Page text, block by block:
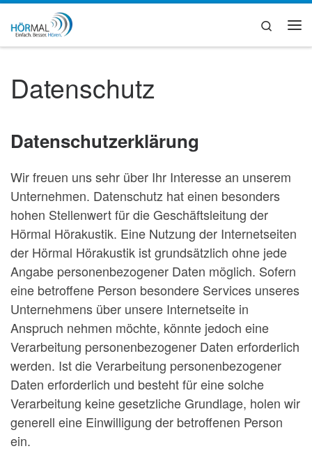
Zum Inhalt springen
Search
Datenschutz
Datenschutzerklärung
Wir freuen uns sehr über Ihr Interesse an unserem
Unternehmen. Datenschutz hat einen besonders
hohen Stellenwert für die Geschäftsleitung der
Hörmal Hörakustik. Eine Nutzung der Internetseiten
der Hörmal Hörakustik ist grundsätzlich ohne jede
Angabe personenbezogener Daten möglich. Sofern
eine betroffene Person besondere Services unseres
Unternehmens über unsere Internetseite in
Anspruch nehmen möchte, könnte jedoch eine
Verarbeitung personenbezogener Daten erforderlich
werden. Ist die Verarbeitung personenbezogener
Daten erforderlich und besteht für eine solche
Verarbeitung keine gesetzliche Grundlage, holen wir
generell eine Einwilligung der betroffenen Person
ein.